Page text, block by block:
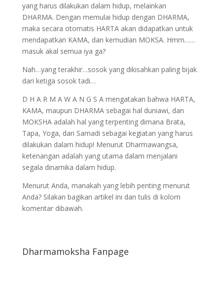
yang harus dilakukan dalam hidup, melainkan
DHARMA. Dengan memulai hidup dengan DHARMA,
maka secara otomatis HARTA akan didapatkan untuk
mendapatkan KAMA, dan kemudian MOKSA. Hmm……
masuk akal semua iya ga?
Nah…yang terakhir…sosok yang dikisahkan paling bijak
dari ketiga sosok tadi…
D H A R M A W A N G S A mengatakan bahwa HARTA,
KAMA, maupun DHARMA sebagai hal duniawi, dan
MOKSHA adalah hal yang terpenting dimana Brata,
Tapa, Yoga, dan Samadi sebagai kegiatan yang harus
dilakukan dalam hidup! Menurut Dharmawangsa,
ketenangan adalah yang utama dalam menjalani
segala dinamika dalam hidup.
Menurut Anda, manakah yang lebih penting menurut
Anda? Silakan bagikan artikel ini dan tulis di kolom
komentar dibawah.
Dharmamoksha Fanpage